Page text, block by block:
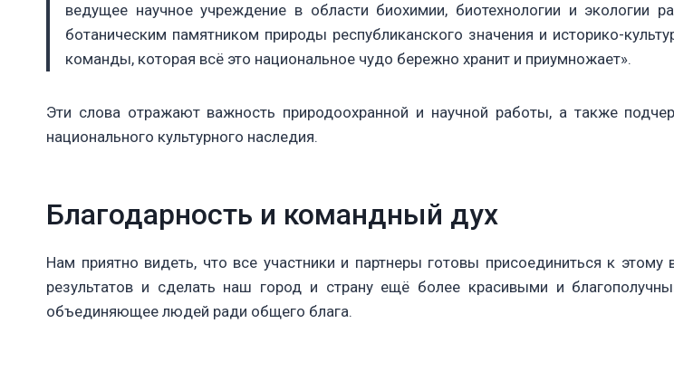
ведущее научное учреждение в области биохимии, биотехнологии и
ботаническим памятником природы республиканского значения и историко-
команды, которая всё это национальное чудо бережно хранит и приумножает».
Эти слова отражают важность природоохранной и научной работы, а также
национального культурного наследия.
Благодарность и командный дух
Нам приятно видеть, что все участники и партнеры готовы присоединиться к
результатов и сделать наш город и страну ещё более красивыми и
объединяющее людей ради общего блага.